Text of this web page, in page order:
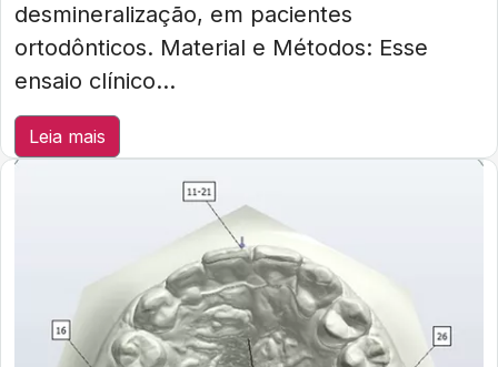
desmineralização, em pacientes
ortodônticos. Material e Métodos: Esse
ensaio clínico...
Leia mais